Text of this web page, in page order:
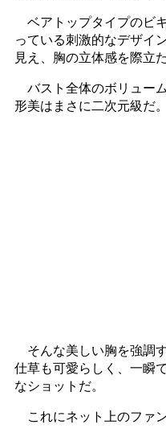
ベアトップタイプのビ
っている刺激的なデザイ
見え、胸の立体感を際立た
バスト全体のボリュー
形美はまさに二次元級だ。
そんな美しい胸を強調
仕草も可愛らしく、一瞬
なショットだ。
これにネット上のファ